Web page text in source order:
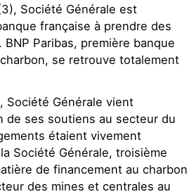
Société Générale est
française à prendre des
Paribas, première banque
se retrouve totalement
Société Générale vient
de ses soutiens au secteur du
étaient vivement
Société Générale, troisième
de financement au charbon
des mines et centrales au